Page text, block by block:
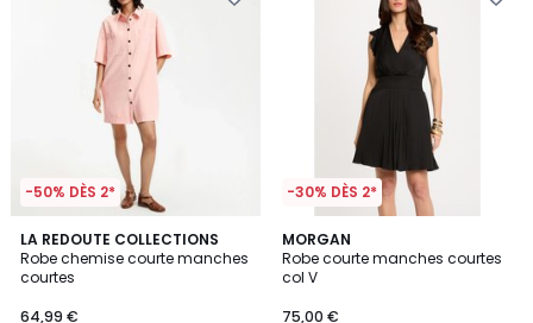
-50% DÈS 2*
LA REDOUTE COLLECTIONS
Robe chemise courte manches
courtes
64,99 €
4,5
/ 5
2
Couleurs
-30% DÈS 2*
MORGAN
Robe courte manches courtes
col V
75,00 €
2
Couleurs